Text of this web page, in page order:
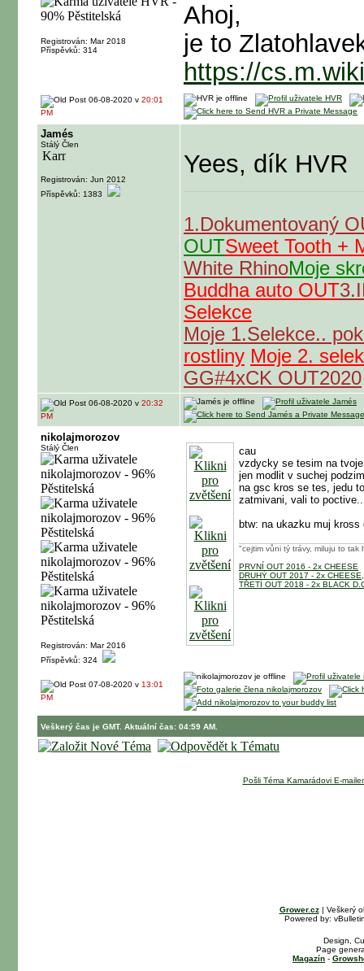
Registrován: Mar 2018
Příspěvků: 314
Ahoj,
je to
https://
06-08-2020 v 20:01
PM
Jamés
Stálý Člen
Registrován: Jun 2012
Příspěvků: 1383
Yees, dík HVR
1.Dokumentovaný
OUTSweet Tooth +
White RhinoMoje
Buddha auto OUT
Selekce
Moje 1.Selekce..
rostliny Moje 2.
GG#4xCK OUT2020
06-08-2020 v 20:32
PM
nikolajmorozov
Stálý Člen
Registrován: Mar 2016
Příspěvků: 324
cau
vzdycky se tesim na
jen modlit v suchej
na gsc kros se tes, jedu
zatmivani, vali to
btw: na ukazku muj kross
"cejtim vůni tý trávy, miluju to
PRVNÍ OUT 2016 - 2x CHEESE
DRUHÝ OUT 2017 - 2x
TŘETÍ OUT 2018 - 2x BLACK
07-08-2020 v 13:01
PM
Veškerý čas je GMT. Aktuální čas: 04:59 AM.
Pošli Téma Kamarádovi E-
Grower.cz| Veškerý
Powered by:
Design,
Page
Magazín -